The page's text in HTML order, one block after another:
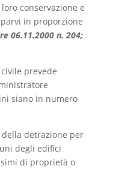
conservazione e
in proporzione
06.11.2000 n. 204;
civile prevede
siano in numero
detrazione per
degli edifici
di proprietà o